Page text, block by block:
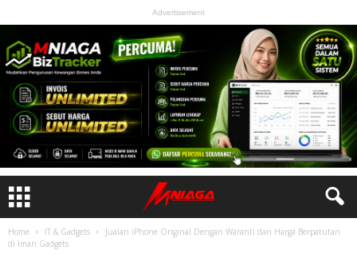
Advertisement
Home IT & Gadgets
Jualan iPhone Original Dengan Waranti dan Harga Berpatutan
di Iman Gadgets